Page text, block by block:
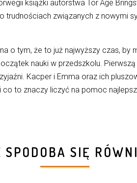
książki autorstwa Tor Åge
związanych z nowymi
o tym, że to już najwyższy czas,
nauki w przedszkolu.
Kacper i Emma oraz ich
to znaczy liczyć na pomoc
SPODOBA SIĘ